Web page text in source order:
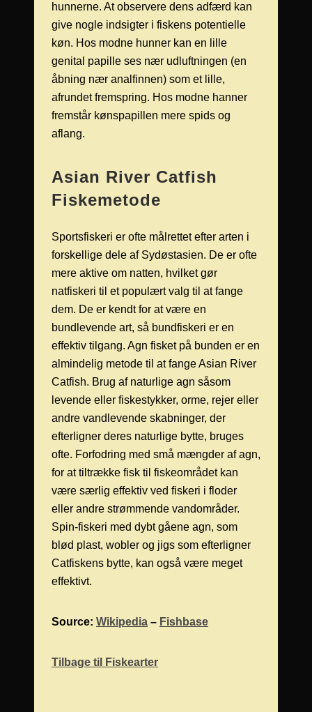
hunnerne. At observere dens adfærd kan
give nogle indsigter i fiskens potentielle
køn. Hos modne hunner kan en lille
genital papille ses nær udluftningen (en
åbning nær analfinnen) som et lille,
afrundet fremspring. Hos modne hanner
fremstår kønspapillen mere spids og
aflang.
Asian River Catfish
Fiskemetode
Sportsfiskeri er ofte målrettet efter arten i
forskellige dele af Sydøstasien. De er ofte
mere aktive om natten, hvilket gør
natfiskeri til et populært valg til at fange
dem. De er kendt for at være en
bundlevende art, så bundfiskeri er en
effektiv tilgang. Agn fisket på bunden er en
almindelig metode til at fange Asian River
Catfish. Brug af naturlige agn såsom
levende eller fiskestykker, orme, rejer eller
andre vandlevende skabninger, der
efterligner deres naturlige bytte, bruges
ofte. Forfodring med små mængder af agn,
for at tiltrække fisk til fiskeområdet kan
være særlig effektiv ved fiskeri i floder
eller andre strømmende vandområder.
Spin-fiskeri med dybt gåene agn, som
blød plast, wobler og jigs som efterligner
Catfiskens bytte, kan også være meget
effektivt.
Source: Wikipedia – Fishbase
Tilbage til Fiskearter